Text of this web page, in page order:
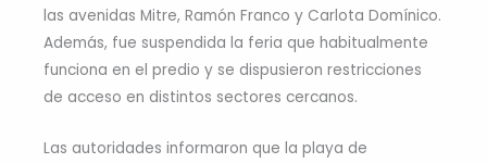
las avenidas Mitre, Ramón Franco y Carlota Domínico.
Además, fue suspendida la feria que habitualmente
funciona en el predio y se dispusieron restricciones
de acceso en distintos sectores cercanos.
Las autoridades informaron que la playa de